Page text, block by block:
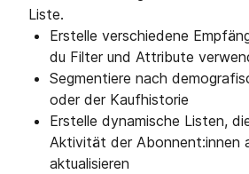
Liste.
Erstelle verschiedene
du Filter und Attribute
Segmentiere nach
oder der Kaufhistorie
Erstelle dynamische Listen,
Aktivität der Abonnent:innen
aktualisieren